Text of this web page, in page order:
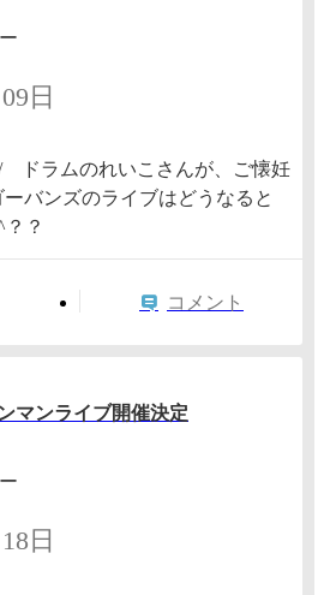
日
ドラムのれいこさんが、ご懐妊
バンズのライブはどうなると
？
コメント
マンライブ開催決定
日